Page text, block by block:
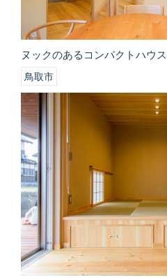
ヌックのあるコンパクトハウス
鳥取市